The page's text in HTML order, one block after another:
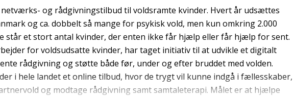
og rådgivningstilbud til voldsramte kvinder. Hvert år udsættes
og ca. dobbelt så mange for psykisk vold, men kun omkring 2.000
står et stort antal kvinder, der enten ikke får hjælp eller får hjælp for sent.
for voldsudsatte kvinder, har taget initiativ til at udvikle et digitalt
rådgivning og støtte både før, under og efter bruddet med volden.
i hele landet et online tilbud, hvor de trygt vil kunne indgå i fællesskaber,
og modtage rådgivning samt samtaleterapi. Målet er at hjælpe